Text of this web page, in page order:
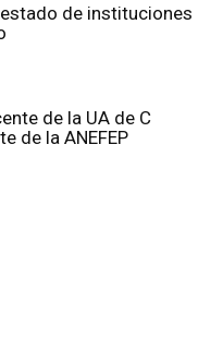
de instituciones
de la UA de C
de la ANEFEP